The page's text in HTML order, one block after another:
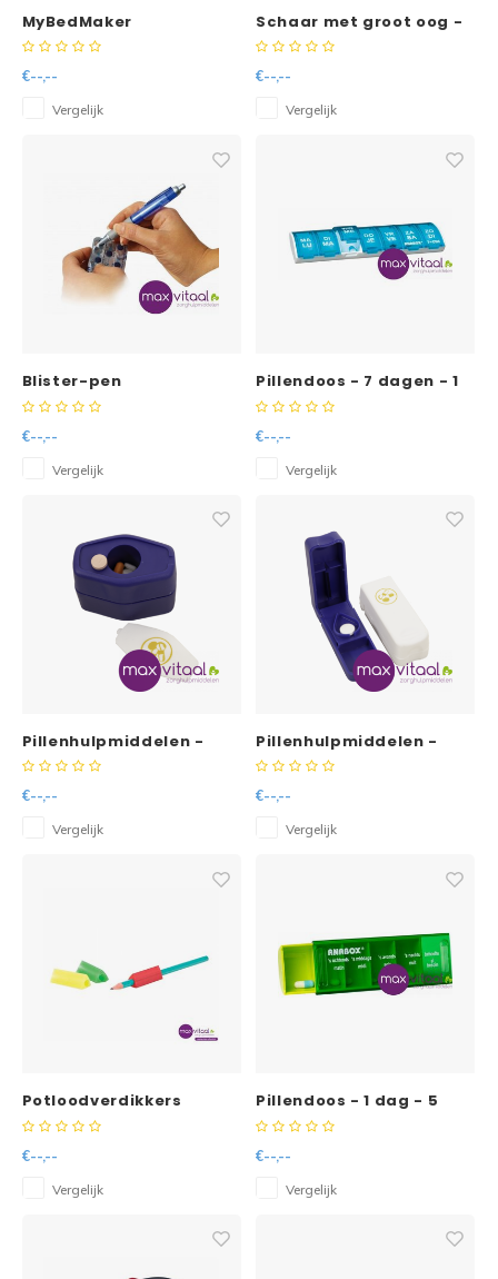
MyBedMaker
opmaakhulp
€--,--
Vergelijk
Schaar met groot oog -
rond 45 mm linkshandig
€--,--
Vergelijk
Blister-pen
€--,--
Vergelijk
Pillendoos - 7 dagen - 1
vak per dag
€--,--
Vergelijk
Pillenhulpmiddelen -
pillenvergruizer
€--,--
Vergelijk
Pillenhulpmiddelen -
pillensplijter met
€--,--
Vergelijk
Potloodverdikkers
driehoek (3 stuks)
€--,--
Vergelijk
Pillendoos - 1 dag - 5
vakken per dag
€--,--
Vergelijk